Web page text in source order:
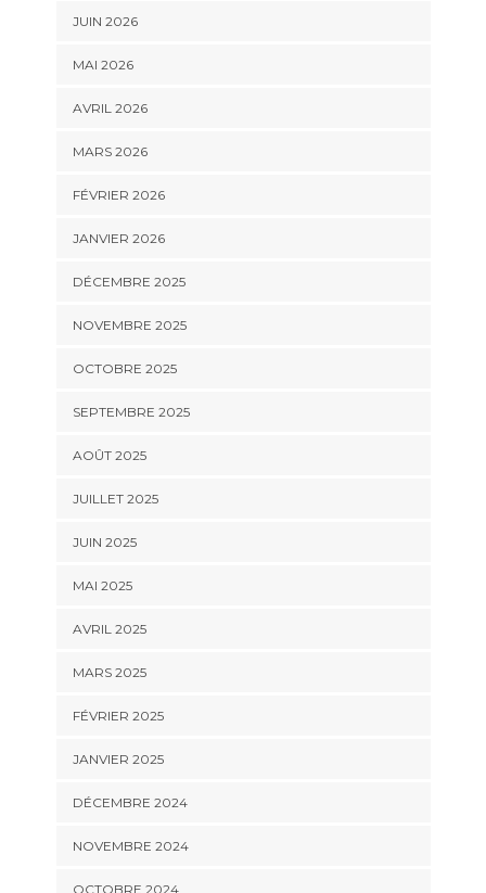
JUIN 2026
MAI 2026
AVRIL 2026
MARS 2026
FÉVRIER 2026
JANVIER 2026
DÉCEMBRE 2025
NOVEMBRE 2025
OCTOBRE 2025
SEPTEMBRE 2025
AOÛT 2025
JUILLET 2025
JUIN 2025
MAI 2025
AVRIL 2025
MARS 2025
FÉVRIER 2025
JANVIER 2025
DÉCEMBRE 2024
NOVEMBRE 2024
OCTOBRE 2024